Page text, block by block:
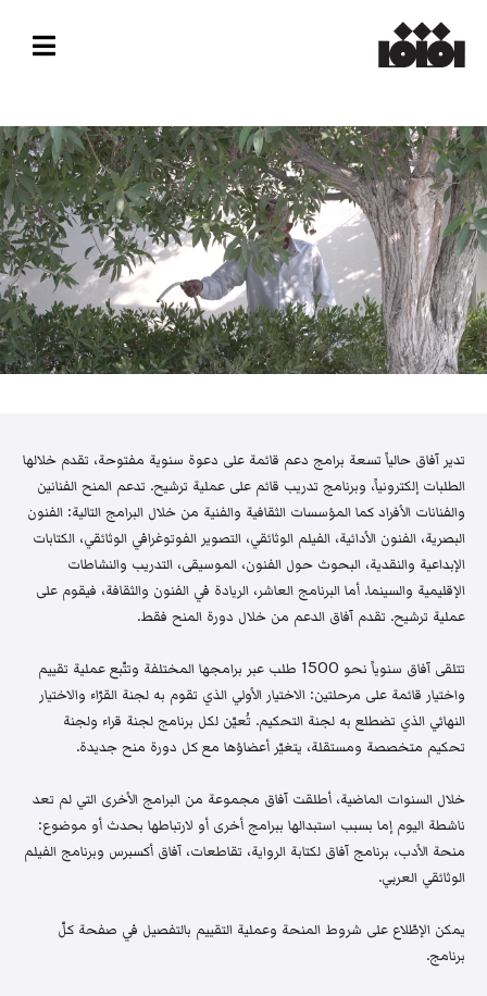
تدير آفاق حالياً تسعة برامج دعم قائمة على دعوة سنوية مفتوحة، تقدم خلالها
الطلبات إلكترونياً، وبرنامج تدريب قائم على عملية ترشيح. تدعم المنح الفنانين
والفنانات الأفراد كما المؤسسات الثقافية والفنية من خلال البرامج التالية: الفنون
البصرية، الفنون الأدائية، الفيلم الوثائقي، التصوير الفوتوغرافي الوثائقي، الكتابات
الإبداعية والنقدية، البحوث حول الفنون، الموسيقى، التدريب والنشاطات
الإقليمية والسينما. أما البرنامج العاشر، الريادة في الفنون والثقافة، فيقوم على
عملية ترشيح. تقدم آفاق الدعم من خلال دورة المنح فقط.
تتلقى آفاق سنوياً نحو 1500 طلب عبر برامجها المختلفة وتتّبع عملية تقييم
واختيار قائمة على مرحلتين: الاختيار الأولي الذي تقوم به لجنة القرّاء والاختيار
النهائي الذي تضطلع به لجنة التحكيم. تُعيّن لكل برنامج لجنة قراء ولجنة
تحكيم متخصصة ومستقلة، يتغيّر أعضاؤها مع كل دورة منح جديدة.
خلال السنوات الماضية، أطلقت آفاق مجموعة من البرامج الأخرى التي لم تعد
ناشطة اليوم إما بسبب استبدالها ببرامج أخرى أو لارتباطها بحدث أو موضوع:
منحة الأدب، برنامج آفاق لكتابة الرواية، تقاطعات، آفاق أكسبرس وبرنامج الفيلم
الوثائقي العربي.
يمكن الإطّلاع على شروط المنحة وعملية التقييم بالتفصيل في صفحة كلّ
برنامج.